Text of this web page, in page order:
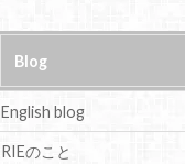
Blog
English blog
RIEのこと